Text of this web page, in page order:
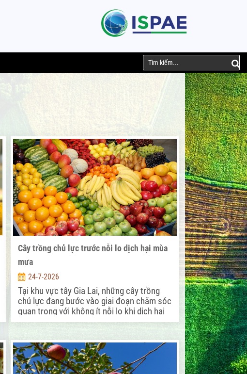
Cây trồng chủ lực trước nỗi lo dịch hại mùa
mưa
24-7-2026
Tại khu vực tây Gia Lai, những cây trồng
chủ lực đang bước vào giai đoạn chăm sóc
quan trọng với không ít nỗi lo khi dịch hại
ngày càng gia tăng trong mùa mưa.